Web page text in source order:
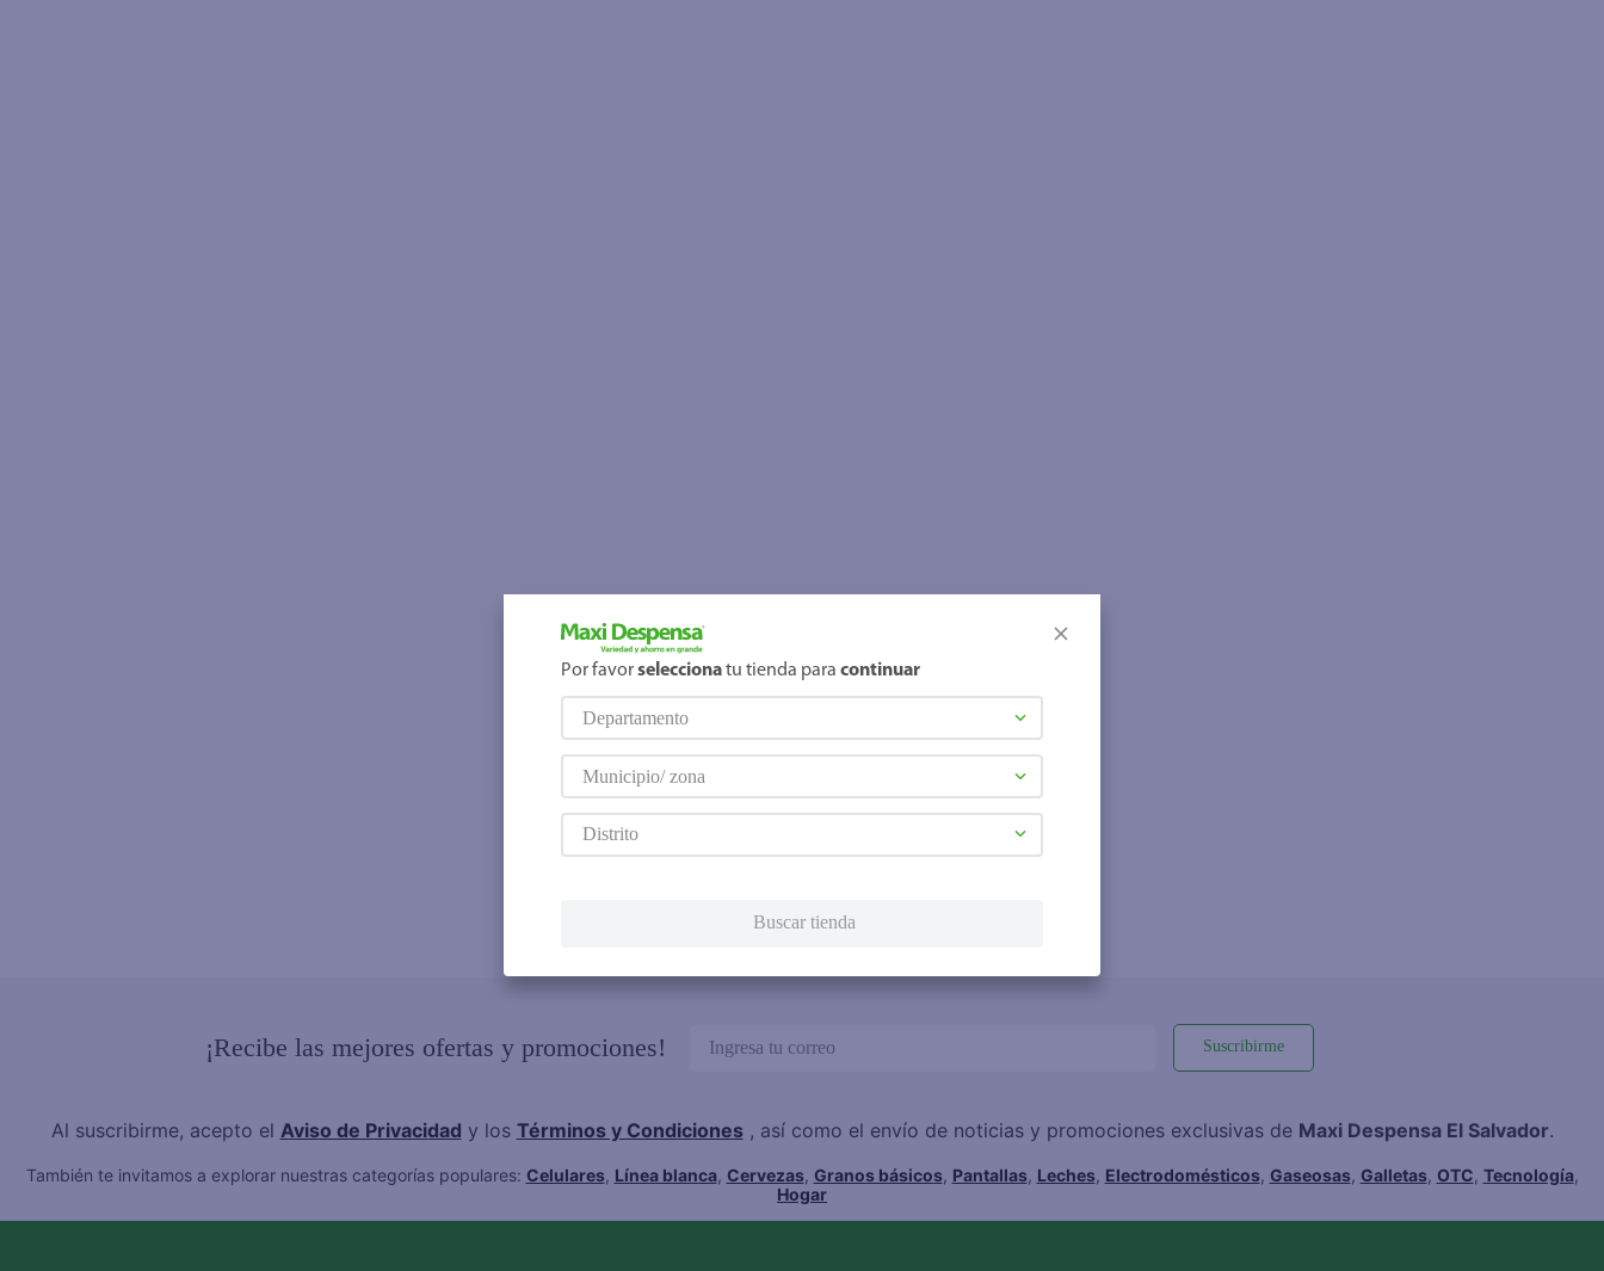
¡Recibe las mejores ofertas y promociones! Suscribirme
Al suscribirme, acepto el Aviso de Privacidad y los Términos y Condiciones, así como el envío de noticias y promociones exclusivas de Maxi Despensa El Salvador.
También te invitamos a explorar nuestras categorías populares: Celulares, Línea blanca, Cervezas, Granos básicos, Pantallas, Leches, Electrodomésticos, Gaseosas, Galletas, OTC, Tecnología,
Hogar
Por favorseleccionatu tienda para continuar
Departamento
Municipio/ zona
Distrito
Buscar tienda